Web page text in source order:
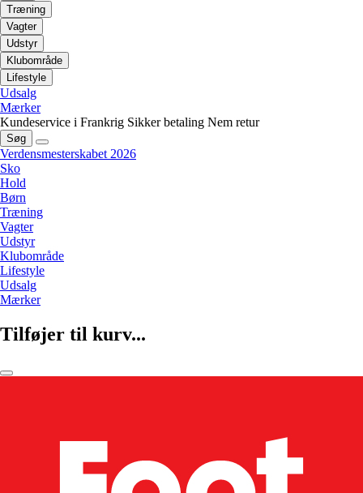
Træning
Vagter
Udstyr
Klubområde
Lifestyle
Udsalg
Mærker
Kundeservice i Frankrig Sikker betaling Nem retur
Søg
Verdensmesterskabet 2026
Sko
Hold
Børn
Træning
Vagter
Udstyr
Klubområde
Lifestyle
Udsalg
Mærker
Tilføjer til kurv...